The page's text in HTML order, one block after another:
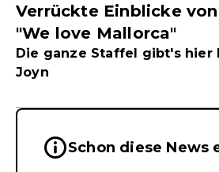
Verrückte Einblicke
"We love Mallorca"
Die ganze Staffel gibt's hier
Joyn
Wichtige Hinweise
Schon diese News